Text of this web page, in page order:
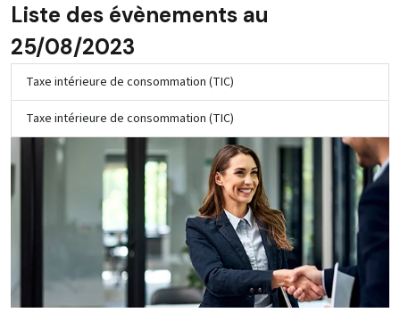
Liste des évènements au
25/08/2023
Taxe intérieure de consommation (TIC)
Taxe intérieure de consommation (TIC)